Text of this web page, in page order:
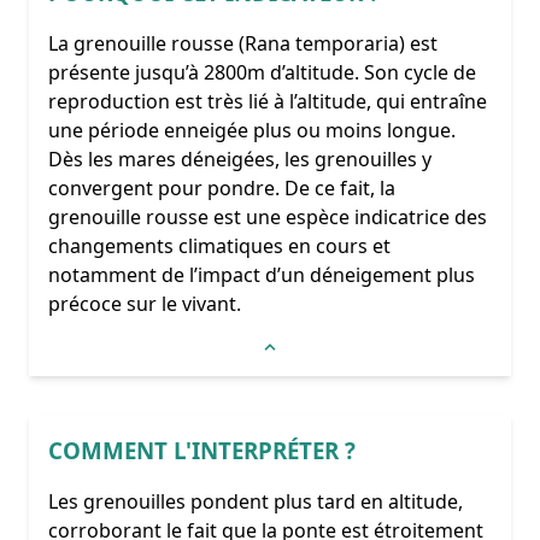
La grenouille rousse (Rana temporaria) est
présente jusqu’à 2800m d’altitude. Son cycle de
reproduction est très lié à l’altitude, qui entraîne
une période enneigée plus ou moins longue.
Dès les mares déneigées, les grenouilles y
convergent pour pondre. De ce fait, la
grenouille rousse est une espèce indicatrice des
changements climatiques en cours et
notamment de l’impact d’un déneigement plus
précoce sur le vivant.
COMMENT L'INTERPRÉTER ?
Les grenouilles pondent plus tard en altitude,
corroborant le fait que la ponte est étroitement